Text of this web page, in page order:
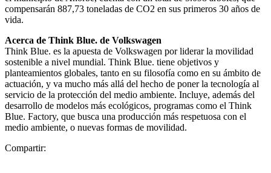
compensarán 887,73 toneladas de CO2 en sus primeros 30 años de
vida.
Acerca de Think Blue. de Volkswagen
Think Blue. es la apuesta de Volkswagen por liderar la movilidad
sostenible a nivel mundial. Think Blue. tiene objetivos y
planteamientos globales, tanto en su filosofía como en su ámbito de
actuación, y va mucho más allá del hecho de poner la tecnología al
servicio de la protección del medio ambiente. Incluye, además del
desarrollo de modelos más ecológicos, programas como el Think
Blue. Factory, que busca una producción más respetuosa con el
medio ambiente, o nuevas formas de movilidad.
Compartir: